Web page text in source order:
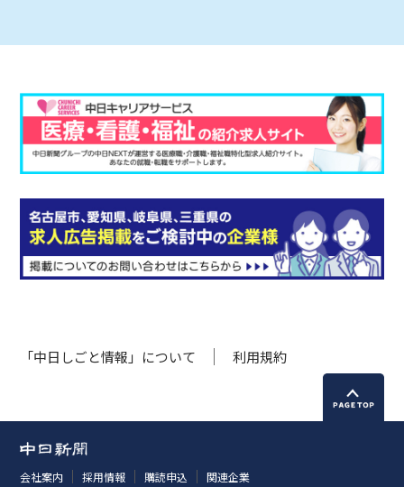
「中日しごと情報」について 利用規約
会社案内 採用情報 購読申込 関連企業